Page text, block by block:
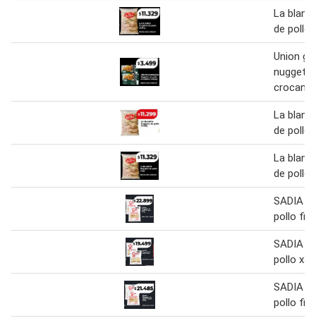
La
de pollo
Union
nuggets
La
de pollo
La
de pollo
SADIA
pollo
SADIA
pollo
SADIA
pollo